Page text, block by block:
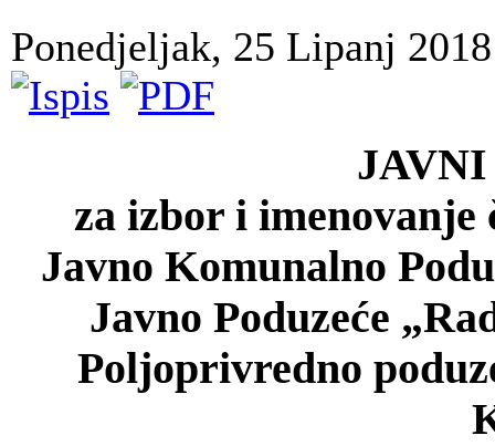
Ponedjeljak, 25 Lipanj
za izbor i imenovanje
Javno Komunalno
Javno Poduzeće
Poljoprivredno